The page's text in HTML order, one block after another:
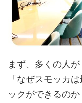
まず、多くの人
「なぜスモッカ
ックができるの